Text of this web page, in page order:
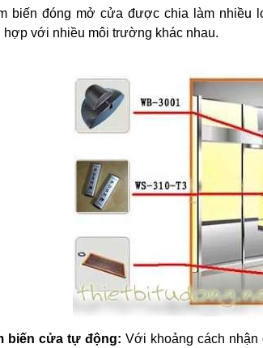
biến đóng mở cửa được chia làm nhiều
hợp với nhiều môi trường khác nhau.
biến cửa tự động: Với khoảng cách